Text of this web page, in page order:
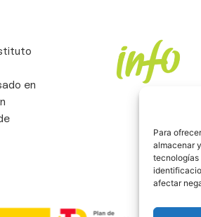
Para
almacenar
tecnologías
afectar
en